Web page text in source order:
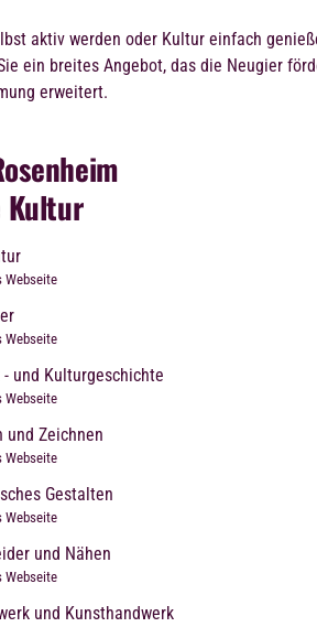
aktiv werden oder Kultur einfach
ein breites Angebot, das die Neugier
erweitert.
Kultur
Webseite
Webseite
- und Kulturgeschichte
Webseite
und Zeichnen
Webseite
Gestalten
Webseite
und Nähen
Webseite
und Kunsthandwerk